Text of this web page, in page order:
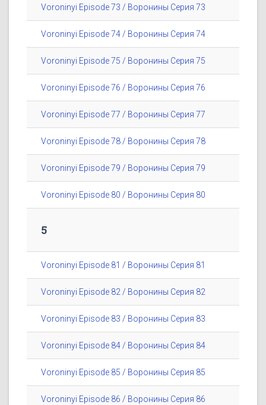
Voroninyi Episode 73 / Воронины Серия 73
Voroninyi Episode 74 / Воронины Серия 74
Voroninyi Episode 75 / Воронины Серия 75
Voroninyi Episode 76 / Воронины Серия 76
Voroninyi Episode 77 / Воронины Серия 77
Voroninyi Episode 78 / Воронины Серия 78
Voroninyi Episode 79 / Воронины Серия 79
Voroninyi Episode 80 / Воронины Серия 80
5
Voroninyi Episode 81 / Воронины Серия 81
Voroninyi Episode 82 / Воронины Серия 82
Voroninyi Episode 83 / Воронины Серия 83
Voroninyi Episode 84 / Воронины Серия 84
Voroninyi Episode 85 / Воронины Серия 85
Voroninyi Episode 86 / Воронины Серия 86